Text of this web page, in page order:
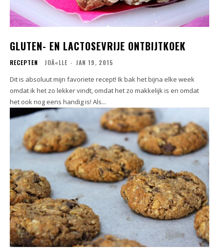
GLUTEN- EN LACTOSEVRIJE ONTBIJTKOEK
RECEPTEN JOÃ«LLE - JAN 19, 2015
Dit is absoluut mijn favoriete recept! Ik bak het bijna elke week
omdat ik het zo lekker vindt, omdat het zo makkelijk is en omdat
het ook nog eens handig is! Als...